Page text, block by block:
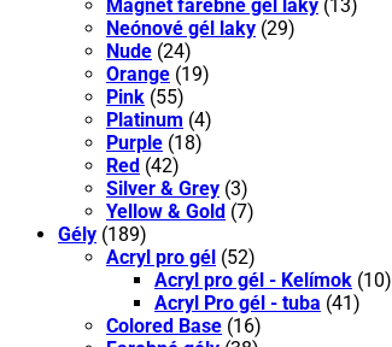
Magnet farebné gél laky (13)
Neónové gél laky (29)
Nude (24)
Orange (19)
Pink (55)
Platinum (4)
Purple (18)
Red (42)
Silver & Grey (3)
Yellow & Gold (7)
Gély (189)
Acryl pro gél (52)
Acryl pro gél - Kelímok (10)
Acryl Pro gél - tuba (41)
Colored Base (16)